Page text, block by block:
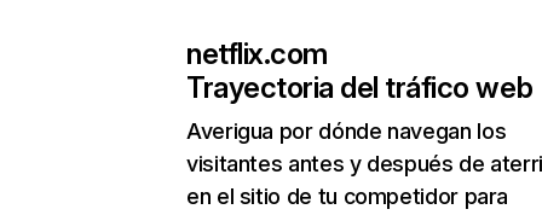
netflix.com
Trayectoria del tráfico web
Averigua por dónde navegan los
visitantes antes y después de
en el sitio de tu competidor para